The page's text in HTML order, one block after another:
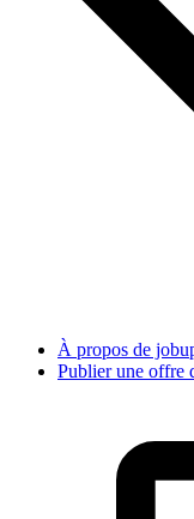
À propos de
Publier une offre